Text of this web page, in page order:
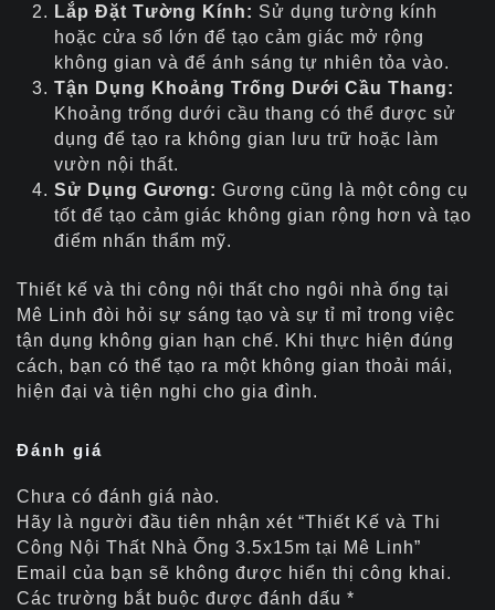
Lắp Đặt Tường Kính: Sử dụng tường kính
hoặc cửa sổ lớn để tạo cảm giác mở rộng
không gian và để ánh sáng tự nhiên tỏa vào.
Tận Dụng Khoảng Trống Dưới Cầu Thang:
Khoảng trống dưới cầu thang có thể được sử
dụng để tạo ra không gian lưu trữ hoặc làm
vườn nội thất.
Sử Dụng Gương: Gương cũng là một công cụ
tốt để tạo cảm giác không gian rộng hơn và tạo
điểm nhấn thẩm mỹ.
Thiết kế và thi công nội thất cho ngôi nhà ống tại
Mê Linh đòi hỏi sự sáng tạo và sự tỉ mỉ trong việc
tận dụng không gian hạn chế. Khi thực hiện đúng
cách, bạn có thể tạo ra một không gian thoải mái,
hiện đại và tiện nghi cho gia đình.
Đánh giá
Chưa có đánh giá nào.
Hãy là người đầu tiên nhận xét “Thiết Kế và Thi
Công Nội Thất Nhà Ống 3.5x15m tại Mê Linh”
Email của bạn sẽ không được hiển thị công khai.
Các trường bắt buộc được đánh dấu *